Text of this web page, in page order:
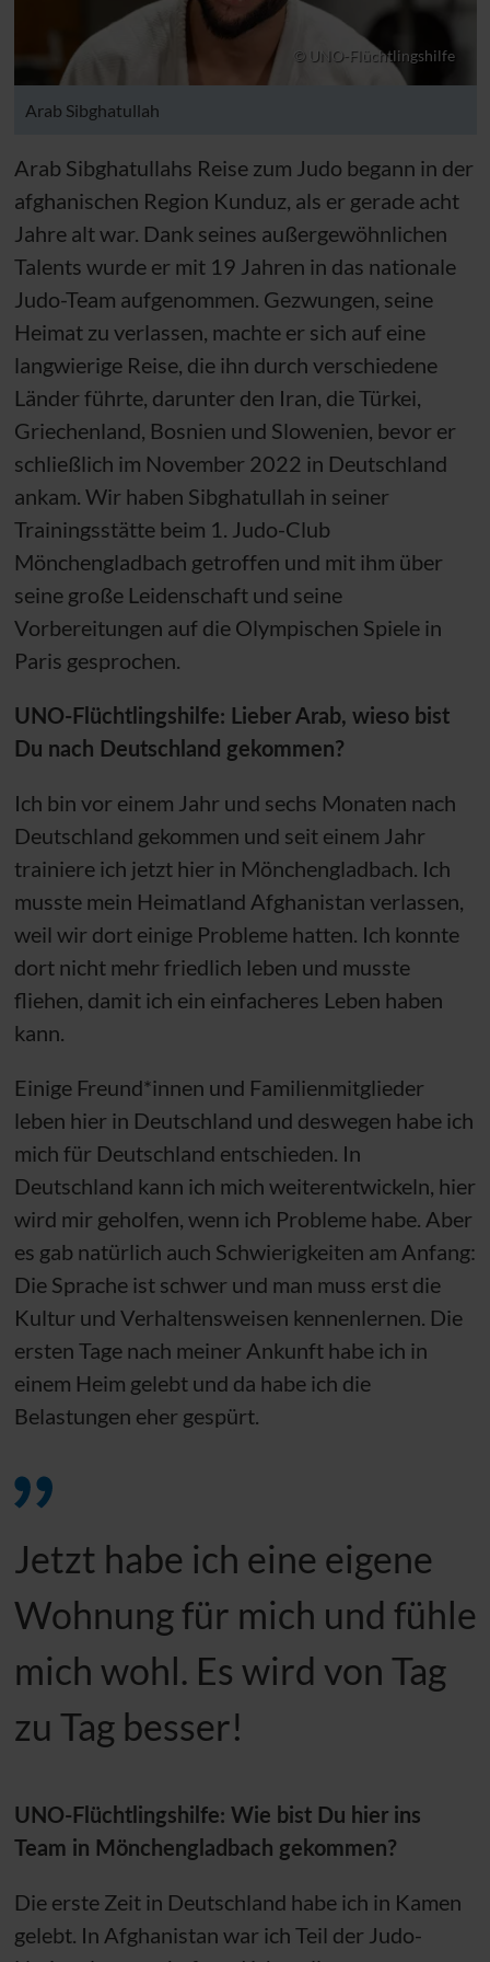
© UNO-Flüchtlingshilfe
Arab Sibghatullah
Arab Sibghatullahs Reise zum Judo begann in der
afghanischen Region Kunduz, als er gerade acht
Jahre alt war. Dank seines außergewöhnlichen
Talents wurde er mit 19 Jahren in das nationale
Judo-Team aufgenommen. Gezwungen, seine
Heimat zu verlassen, machte er sich auf eine
langwierige Reise, die ihn durch verschiedene
Länder führte, darunter den Iran, die Türkei,
Griechenland, Bosnien und Slowenien, bevor er
schließlich im November 2022 in Deutschland
ankam. Wir haben Sibghatullah in seiner
Trainingsstätte beim 1. Judo-Club
Mönchengladbach getroffen und mit ihm über
seine große Leidenschaft und seine
Vorbereitungen auf die Olympischen Spiele in
Paris gesprochen.
UNO-Flüchtlingshilfe: Lieber Arab, wieso bist
Du nach Deutschland gekommen?
Ich bin vor einem Jahr und sechs Monaten nach
Deutschland gekommen und seit einem Jahr
trainiere ich jetzt hier in Mönchengladbach. Ich
musste mein Heimatland Afghanistan verlassen,
weil wir dort einige Probleme hatten. Ich konnte
dort nicht mehr friedlich leben und musste
fliehen, damit ich ein einfacheres Leben haben
kann.
Einige Freund*innen und Familienmitglieder
leben hier in Deutschland und deswegen habe ich
mich für Deutschland entschieden. In
Deutschland kann ich mich weiterentwickeln, hier
wird mir geholfen, wenn ich Probleme habe. Aber
es gab natürlich auch Schwierigkeiten am Anfang:
Die Sprache ist schwer und man muss erst die
Kultur und Verhaltensweisen kennenlernen. Die
ersten Tage nach meiner Ankunft habe ich in
einem Heim gelebt und da habe ich die
Belastungen eher gespürt.
Jetzt habe ich eine eigene
Wohnung für mich und fühle
mich wohl. Es wird von Tag
zu Tag besser!
UNO-Flüchtlingshilfe: Wie bist Du hier ins
Team in Mönchengladbach gekommen?
Die erste Zeit in Deutschland habe ich in Kamen
gelebt. In Afghanistan war ich Teil der Judo-